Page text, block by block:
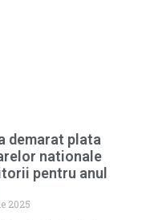
demarat plata
nationale
pentru anul
2025